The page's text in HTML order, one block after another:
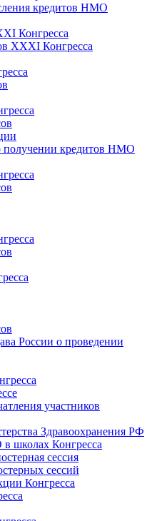
кредитов НМО
Конгресса
XXXI Конгресса
кредитов НМО
России о проведении
участников
Здравоохранения РФ
школах Конгресса
сессия
сессий
Конгресса